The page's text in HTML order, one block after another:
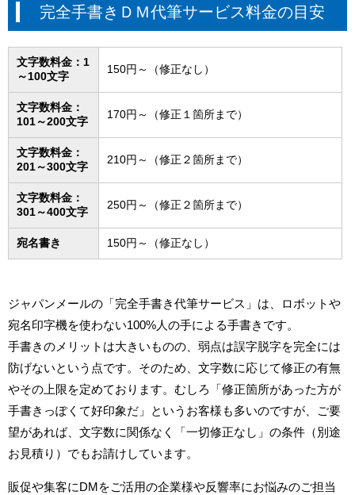
完全手書きＤＭ代筆サービス料金の目安
文字数料金：1
～100文字
150円～（修正なし）
文字数料金：
101～200文字
170円～（修正１箇所まで）
文字数料金：
201～300文字
210円～（修正２箇所まで）
文字数料金：
301～400文字
250円～（修正２箇所まで）
宛名書き 150円～（修正なし）
ジャパンメールの「完全手書き代筆サービス」は、ロボットや
宛名印字機を使わない100%人の手による手書きです。
手書きのメリットは大きいものの、弱点は誤字脱字を完全には
防げないという点です。そのため、文字数に応じて修正の有無
やその上限を定めております。むしろ「修正箇所があった方が
手書きっぽくて好印象だ」というお客様も多いのですが、ご要
望があれば、文字数に関係なく「一切修正なし」の条件（別途
お見積り）でもお請けしています。
販促や集客にDMをご活用の企業様や反響率にお悩みのご担当